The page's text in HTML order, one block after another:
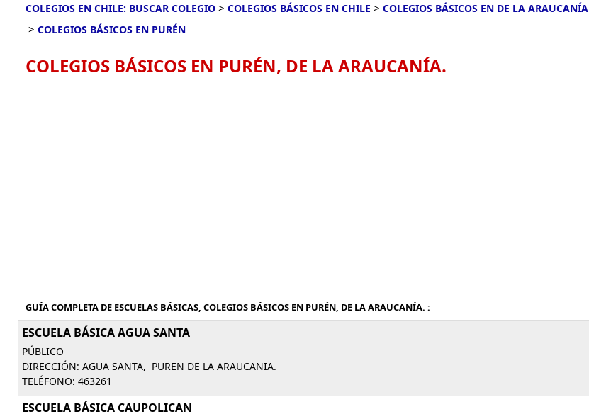
COLEGIOS EN CHILE: BUSCAR COLEGIO > COLEGIOS BÁSICOS EN CHILE > COLEGIOS BÁSICOS EN DE LA ARAUCANÍA
> COLEGIOS BÁSICOS EN PURÉN
COLEGIOS BÁSICOS EN PURÉN, DE LA ARAUCANÍA.
GUÍA COMPLETA DE ESCUELAS BÁSICAS, COLEGIOS BÁSICOS EN PURÉN, DE LA ARAUCANÍA. :
ESCUELA BÁSICA AGUA SANTA
PÚBLICO
DIRECCIÓN: AGUA SANTA, PUREN DE LA ARAUCANIA.
TELÉFONO: 463261
ESCUELA BÁSICA CAUPOLICAN